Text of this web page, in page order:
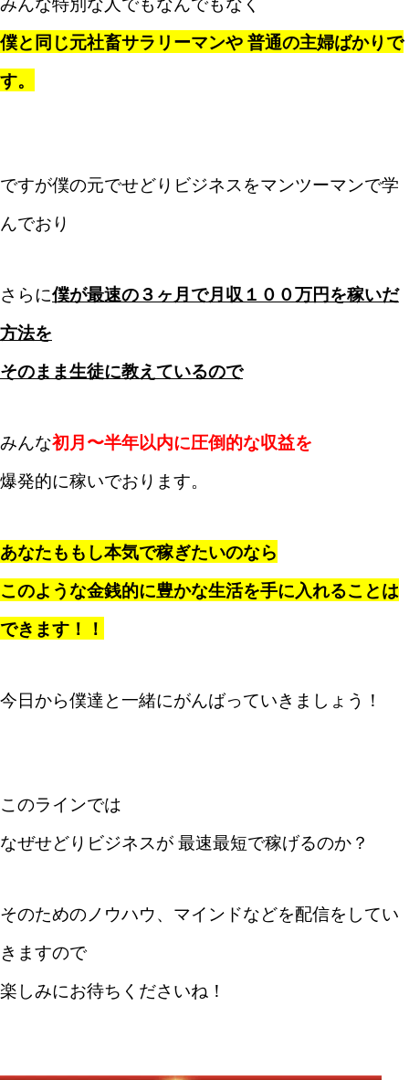
僕と同じ元社畜サラリーマンや 普通の主婦ばかりで
す。
ですが僕の元でせどりビジネスをマンツーマンで学
んでおり
さらに僕が最速の３ヶ月で月収１００万円を稼いだ
方法を
そのまま生徒に教えているので
みんな初月〜半年以内に圧倒的な収益を
爆発的に稼いでおります。
あなたももし本気で稼ぎたいのなら
このような金銭的に豊かな生活を手に入れることは
できます！！
今日から僕達と一緒にがんばっていきましょう！
このラインでは
なぜせどりビジネスが 最速最短で稼げるのか？
そのためのノウハウ、マインドなどを配信をしてい
きますので
楽しみにお待ちくださいね！